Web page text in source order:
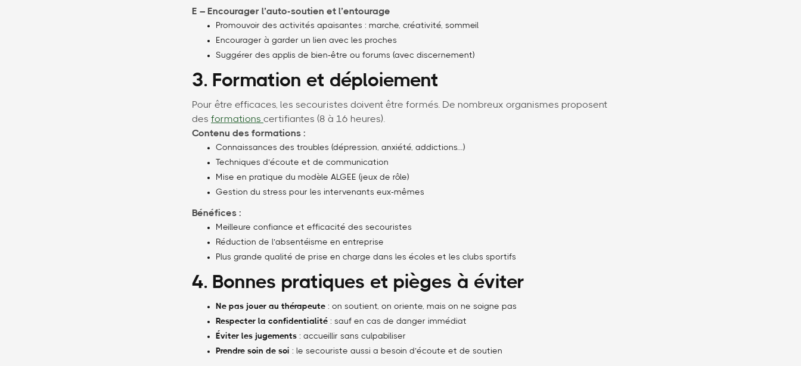
E – Encourager l’auto-soutien et l’entourage
Promouvoir des activités apaisantes : marche, créativité, sommeil
Encourager à garder un lien avec les proches
Suggérer des applis de bien-être ou forums (avec discernement)
3. Formation et déploiement
Pour être efficaces, les secouristes doivent être formés. De nombreux organismes proposent
des formations certifiantes (8 à 16 heures).
Contenu des formations :
Connaissances des troubles (dépression, anxiété, addictions…)
Techniques d’écoute et de communication
Mise en pratique du modèle ALGEE (jeux de rôle)
Gestion du stress pour les intervenants eux-mêmes
Bénéfices :
Meilleure confiance et efficacité des secouristes
Réduction de l’absentéisme en entreprise
Plus grande qualité de prise en charge dans les écoles et les clubs sportifs
4. Bonnes pratiques et pièges à éviter
Ne pas jouer au thérapeute : on soutient, on oriente, mais on ne soigne pas
Respecter la confidentialité : sauf en cas de danger immédiat
Éviter les jugements : accueillir sans culpabiliser
Prendre soin de soi : le secouriste aussi a besoin d’écoute et de soutien